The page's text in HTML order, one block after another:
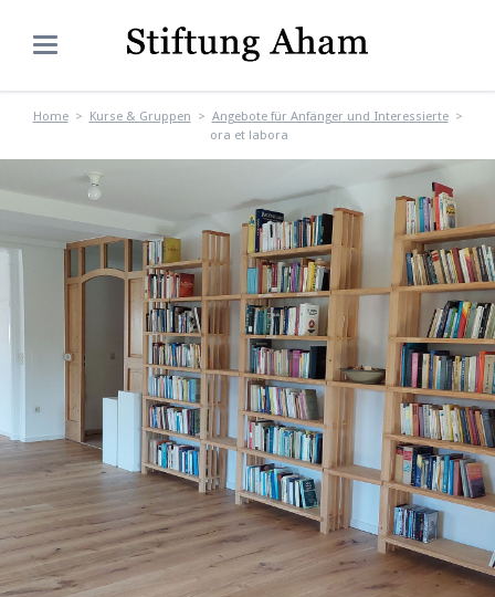
Home Kurse & Gruppen
Angebote für Anfänger und Interessierte
ora et labora